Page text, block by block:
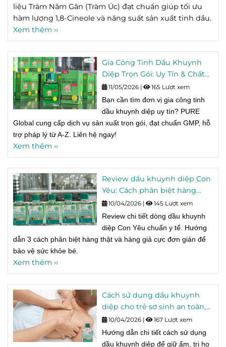
liệu Tràm Năm Gân (Tràm Úc) đạt chuẩn giúp tối ưu
hàm lượng 1,8-Cineole và năng suất sản xuất tinh dầu.
Xem thêm ››
Gia Công Tinh Dầu Khuynh
Diệp Trọn Gói: Uy Tín & Chất
Lượng Tại PURE Global
11/05/2026 | 165 Lượt xem
Bạn cần tìm đơn vị gia công tinh
dầu khuynh diệp uy tín? PURE
Global cung cấp dịch vụ sản xuất trọn gói, đạt chuẩn GMP, hỗ
trợ pháp lý từ A-Z. Liên hệ ngay!
Xem thêm ››
Review dầu khuynh diệp Con
Yêu: Cách phân biệt hàng
thật và hàng giả.
10/04/2026 | 145 Lượt xem
Review chi tiết dòng dầu khuynh
diệp Con Yêu chuẩn y tế. Hướng
dẫn 3 cách phân biệt hàng thật và hàng giả cực đơn giản để
bảo vệ sức khỏe bé.
Xem thêm ››
Cách sử dụng dầu khuynh
diệp cho trẻ sơ sinh an toàn,
không gây bỏng rát.
10/04/2026 | 167 Lượt xem
Hướng dẫn chi tiết cách sử dụng
dầu khuynh diệp để giữ ấm, trị ho